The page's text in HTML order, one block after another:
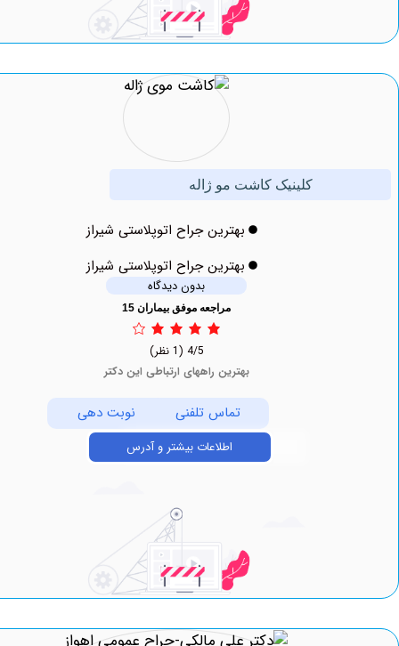
کلینیک کاشت مو ژاله
بهترین جراح اتوپلاستی شیراز
بهترین جراح اتوپلاستی شیراز
بدون دیدگاه
مراجعه موفق بیماران 15
بهترین راههای ارتباطی این دکتر
تماس تلفنی نوبت دهی
اطلاعات بیشتر و آدرس